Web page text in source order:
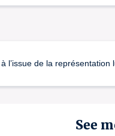
l’issue de la
See